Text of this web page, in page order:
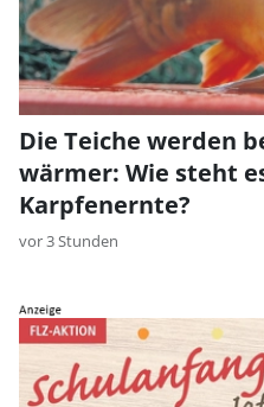
Die Teiche werden
wärmer: Wie steht
Karpfenernte?
vor 3 Stunden